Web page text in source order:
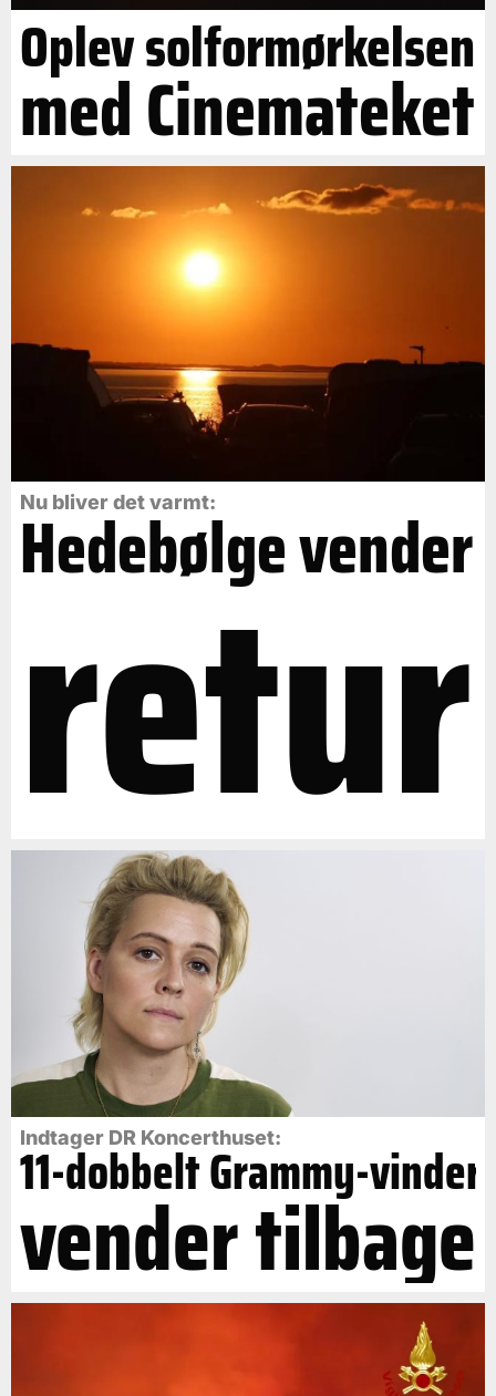
Oplev solformørkelsen
med Cinemateket
Nu bliver det varmt:
Hedebølge vender
retur
Indtager DR Koncerthuset:
11-dobbelt Grammy-vinder
vender tilbage